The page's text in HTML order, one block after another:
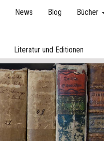
News Blog Bücher
Literatur und Editionen